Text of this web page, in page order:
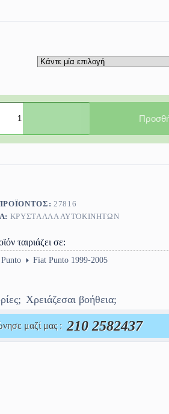
27816
ΚΡΎΣΤΑΛΛΑ ΑΥΤΟΚΙΝΉΤΩΝ
ταιριάζει σε:
Fiat Punto 1999-2005
Χρειάζεσαι βοήθεια;
μαζί μας : 210 2582437